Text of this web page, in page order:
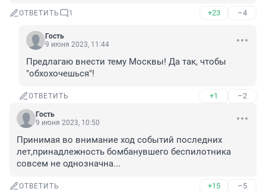
ОТВЕТИТЬ 1 +23 –4
Гость
9 июня 2023, 11:44
Предлагаю внести тему Москвы! Да так, чтобы
"обхохочешься"!
ОТВЕТИТЬ +1 –2
Гость
9 июня 2023, 10:50
Принимая во внимание ход событий последних
лет,принадлежность бомбанувшего беспилотника
совсем не однозначна...
ОТВЕТИТЬ +15 –5